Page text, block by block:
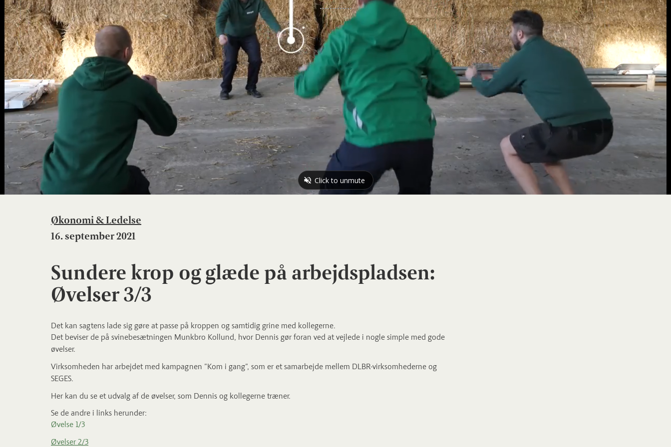
Økonomi & Ledelse
16. september 2021
Sundere krop og glæde på arbejdspladsen:
Øvelser 3/3
Det kan sagtens lade sig gøre at passe på kroppen og samtidig grine med kollegerne.
Det beviser de på svinebesætningen Munkbro Kollund, hvor Dennis gør foran ved at vejlede i nogle simple med gode
øvelser.
Virksomheden har arbejdet med kampagnen "Kom i gang", som er et samarbejde mellem DLBR-virksomhederne og
SEGES.
Her kan du se et udvalg af de øvelser, som Dennis og kollegerne træner.
Se de andre i links herunder:
Øvelse 1/3
Øvelser 2/3